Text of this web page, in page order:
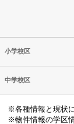
小学校区
中学校区
※各種情報と現状
※物件情報の学区